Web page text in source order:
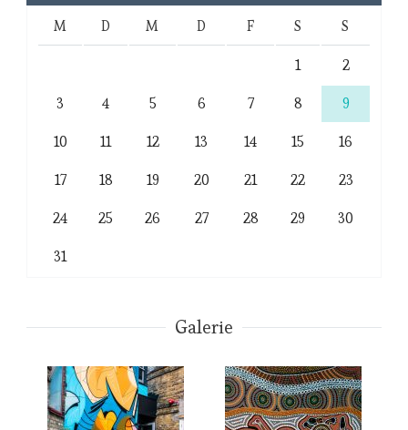
M D M D F S S
1
2
3
4 5 6 7 8
9
10
11 12 13 14 15
16
17
18 19 20 21 22
23
24
25 26 27 28 29
30
31
Galerie